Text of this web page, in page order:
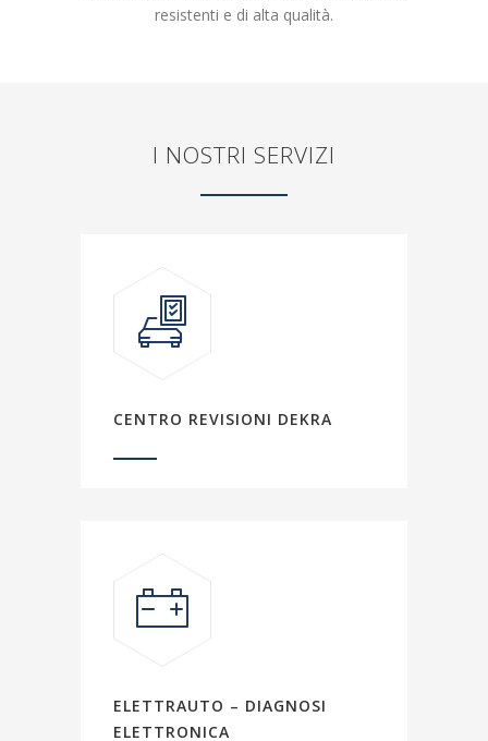
resistenti e di alta qualità.
I NOSTRI SERVIZI
CENTRO REVISIONI DEKRA
ELETTRAUTO – DIAGNOSI
ELETTRONICA